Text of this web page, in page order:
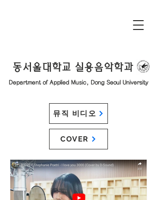
동서울대학교 실용음악학과
Department of Applied Music, Dong Seoul University
뮤직 비디오
COVER